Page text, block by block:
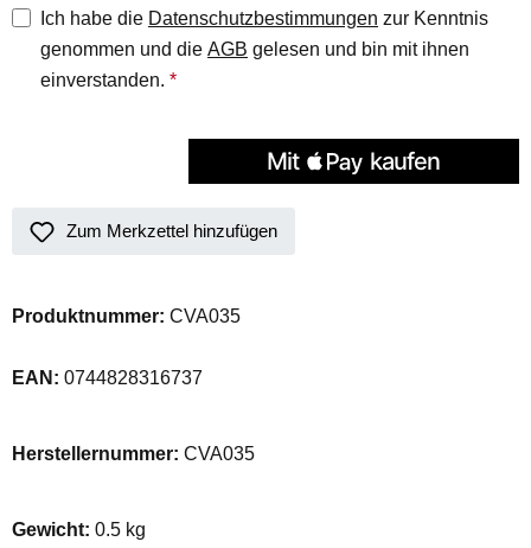
Ich habe die Datenschutzbestimmungen zur Kenntnis
genommen und die AGB gelesen und bin mit ihnen
einverstanden. *
Zum Merkzettel hinzufügen
Produktnummer: CVA035
EAN: 0744828316737
Herstellernummer: CVA035
Gewicht: 0.5 kg